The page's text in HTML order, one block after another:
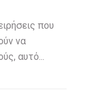
που
να
αυτό...